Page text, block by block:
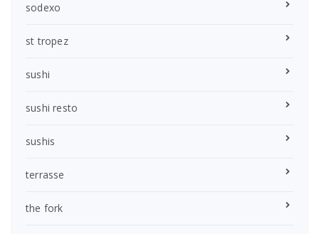
sodexo
st tropez
sushi
sushi resto
sushis
terrasse
the fork